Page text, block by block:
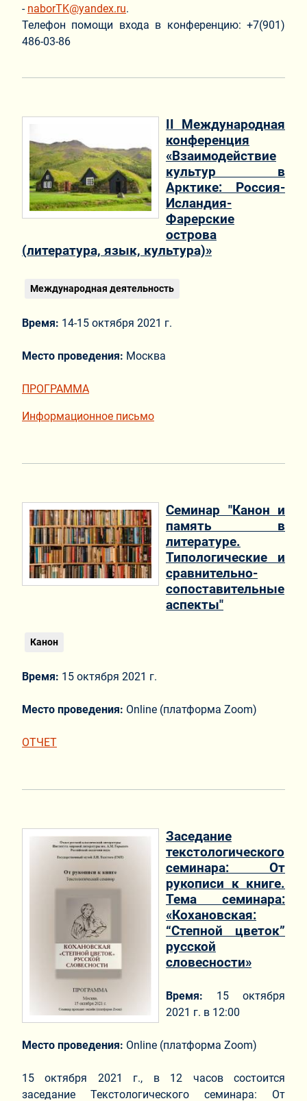
- naborTK@yandex.ru.
Телефон помощи входа в конференцию: +7(901)
486-03-86
II Международная
конференция
«Взаимодействие
культур в
Арктике: Россия-
Исландия-
Фарерские
острова
(литература, язык, культура)»
Международная деятельность
Время: 14-15 октября 2021 г.
Место проведения: Москва
ПРОГРАММА
Информационное письмо
Семинар "Канон и
память в
литературе.
Типологические и
сравнительно-
сопоставительные
аспекты"
Канон
Время: 15 октября 2021 г.
Место проведения: Online (платформа Zoom)
ОТЧЕТ
Заседание
текстологического
семинара: От
рукописи к книге.
Тема семинара:
«Кохановская:
“Степной цветок”
русской
словесности»
Время:
15 октября
2021 г. в 12:00
Место проведения: Online (платформа Zoom)
15 октября 2021 г., в 12 часов состоится
заседание Текстологического семинара: От